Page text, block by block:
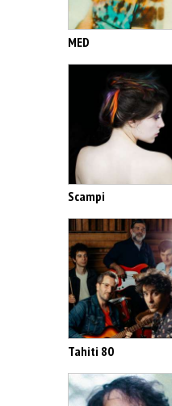
MED
Scampi
Tahiti 80